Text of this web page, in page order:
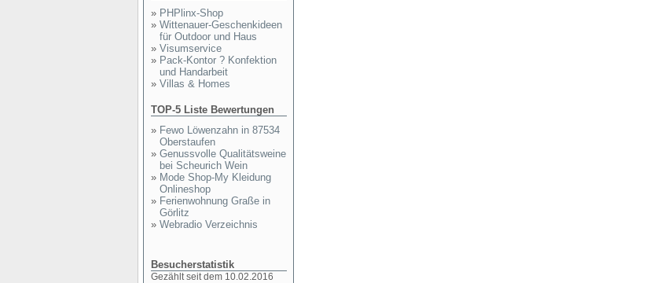
» PHPlinx-Shop
» Wittenauer-Geschenkideen
für Outdoor und Haus
» Visumservice
» Pack-Kontor ? Konfektion
und Handarbeit
» Villas & Homes
TOP-5 Liste Bewertungen
» Fewo Löwenzahn in 87534
Oberstaufen
» Genussvolle Qualitätsweine
bei Scheurich Wein
» Mode Shop-My Kleidung
Onlineshop
» Ferienwohnung Graße in
Görlitz
» Webradio Verzeichnis
Besucherstatistik
Gezählt seit dem 10.02.2016